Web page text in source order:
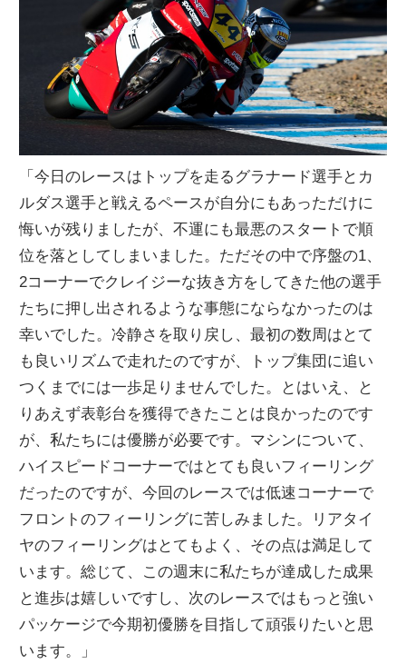
「今日のレースはトップを走るグラナード選手とカ
ルダス選手と戦えるペースが自分にもあっただけに
悔いが残りましたが、不運にも最悪のスタートで順
位を落としてしまいました。ただその中で序盤の1、
2コーナーでクレイジーな抜き方をしてきた他の選手
たちに押し出されるような事態にならなかったのは
幸いでした。冷静さを取り戻し、最初の数周はとて
も良いリズムで走れたのですが、トップ集団に追い
つくまでには一歩足りませんでした。とはいえ、と
りあえず表彰台を獲得できたことは良かったのです
が、私たちには優勝が必要です。マシンについて、
ハイスピードコーナーではとても良いフィーリング
だったのですが、今回のレースでは低速コーナーで
フロントのフィーリングに苦しみました。リアタイ
ヤのフィーリングはとてもよく、その点は満足して
います。総じて、この週末に私たちが達成した成果
と進歩は嬉しいですし、次のレースではもっと強い
パッケージで今期初優勝を目指して頑張りたいと思
います。」